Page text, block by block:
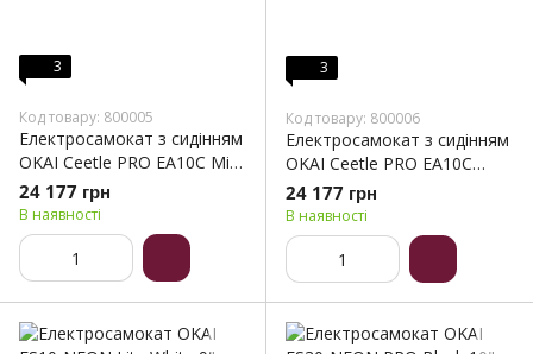
3
Код товару: 800005
Електросамокат з сидінням
OKAI Ceetle PRO EA10C Mint
Green 10', 350(900)W,
25Km/h, 10.4Ah, 55Km,
20%,NFC, App, 29kg (EA10C-
24 177 грн
В наявності
3
Код товару: 800006
Електросамокат з сидінням
OKAI Ceetle PRO EA10C
White 10', 350(900)W,
25Km/h, 10.4Ah, 55Km, 20%,
NFC, App.29kg (EA10C-W)
24 177 грн
В наявності